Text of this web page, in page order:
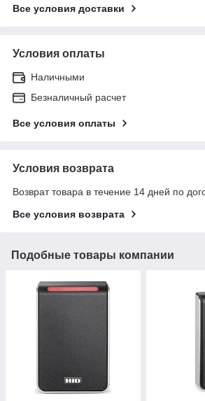
Все условия доставки
Условия оплаты
Наличными
Безналичный расчет
Все условия оплаты
Условия возврата
Возврат товара в течение 14 дней по
Все условия возврата
Подобные товары компании